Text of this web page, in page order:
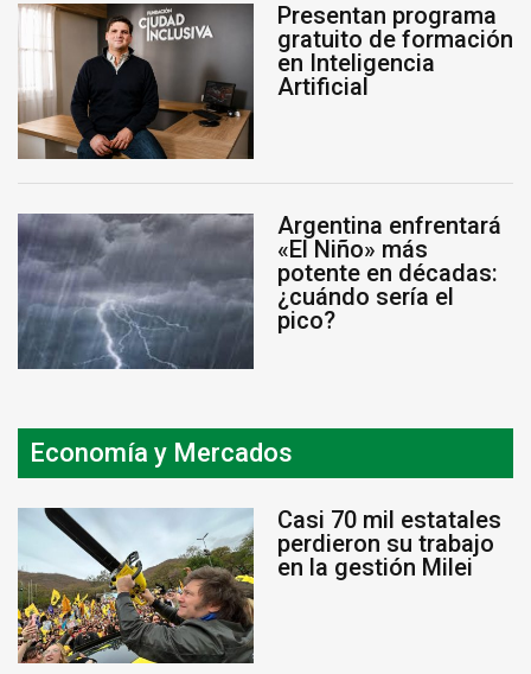
Presentan programa
gratuito de formación
en Inteligencia
Artificial
Argentina enfrentará
«El Niño» más
potente en décadas:
¿cuándo sería el
pico?
Economía y Mercados
Casi 70 mil estatales
perdieron su trabajo
en la gestión Milei